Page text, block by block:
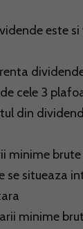
este
cele 3
din
minime
situeaza
minime